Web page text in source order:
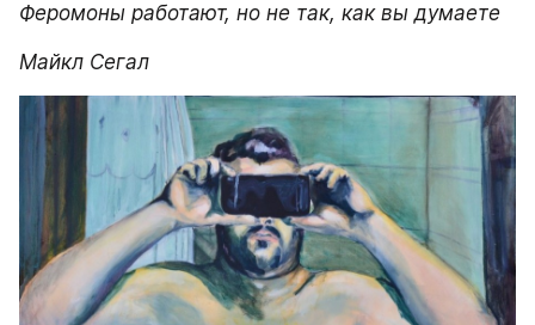
Феромоны работают, но не так, как вы думаете
Майкл Сегал